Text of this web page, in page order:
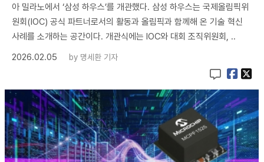
아 밀라노에서 ‘삼성 하우스’를 개관했다. 삼성 하우스는 국제올림픽위
원회(IOC) 공식 파트너로서의 활동과 올림픽과 함께해 온 기술 혁신
사례를 소개하는 공간이다. 개관식에는 IOC와 대회 조직위원회, ..
2026.02.05
by 명세환 기자